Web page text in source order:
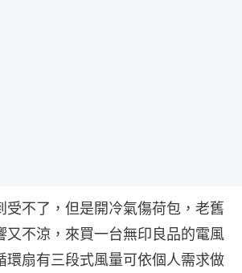
受不了，但是開冷氣傷荷包，老舊
又不涼，來買一台無印良品的電風
環扇有三段式風量可依個人需求做